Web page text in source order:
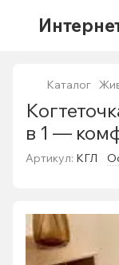
Каталог
в 1 —
Артикул: КГЛ